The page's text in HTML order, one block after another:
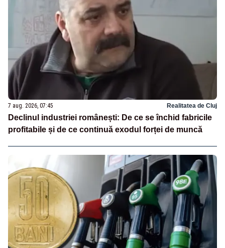
7 aug. 2026, 07:45 Realitatea de Cluj
Declinul industriei românești: De ce se închid fabricile
profitabile și de ce continuă exodul forței de muncă